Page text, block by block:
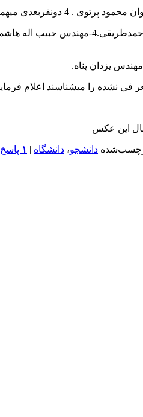
فی نشده را میشناسند اعلام
این عکس
دانشجو، دانشگاه | ۱ پاسخ